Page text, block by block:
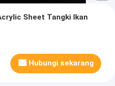
Sheet Tangki Ikan
Hubungi sekarang